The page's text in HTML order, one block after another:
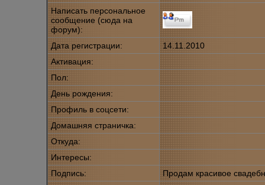
Написать персональное
сообщение (сюда на
форум):
Дата регистрации:
14.11.2010
Активация:
Пол:
День рождения:
Профиль в соцсети:
Домашняя страничка:
Откуда:
Интересы:
Подпись:
Продам красивое